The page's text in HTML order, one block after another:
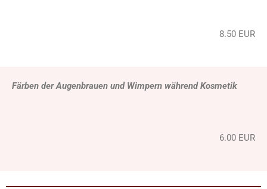
8.50 EUR
Färben der Augenbrauen und Wimpern während Kosmetik
6.00 EUR